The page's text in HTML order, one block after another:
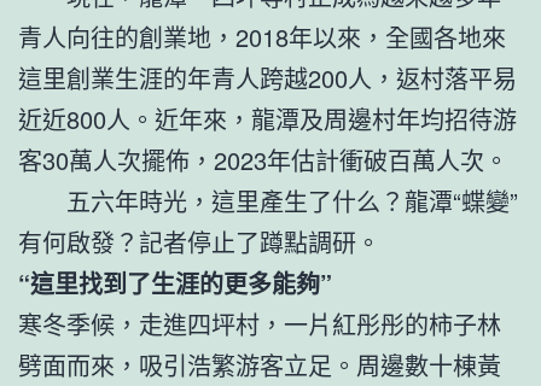
青人向往的創業地，2018年以來，全國各地來
這里創業生涯的年青人跨越200人，返村落平易
近近800人。近年來，龍潭及周邊村年均招待游
客30萬人次擺佈，2023年估計衝破百萬人次。
五六年時光，這里產生了什么？龍潭“蝶變”
有何啟發？記者停止了蹲點調研。
“這里找到了生涯的更多能夠”
寒冬季候，走進四坪村，一片紅彤彤的柿子林
劈面而來，吸引浩繁游客立足。周邊數十棟黃